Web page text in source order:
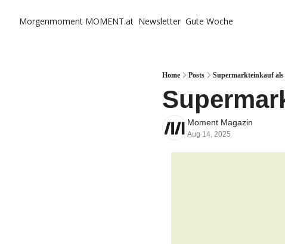
Morgenmoment MOMENT.at Newsletter Gute Woche
Home Posts Supermarkteinkauf
Moment Magazin
Aug 14, 2025